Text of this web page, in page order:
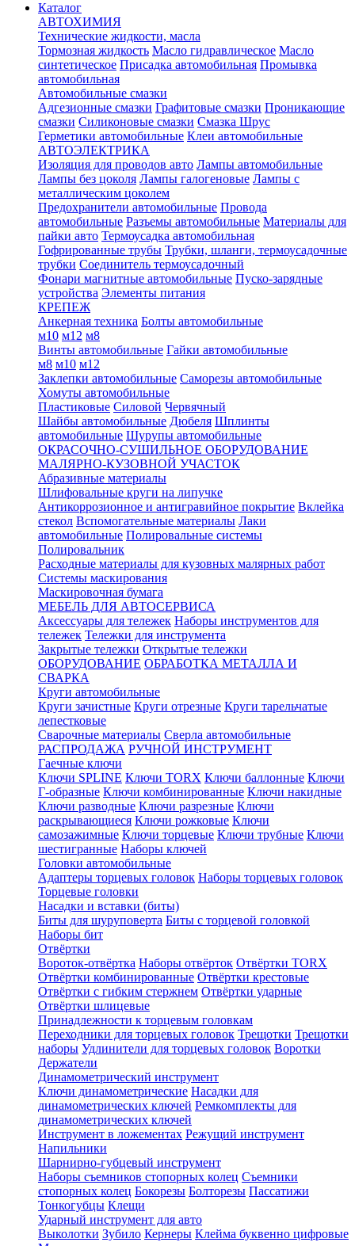
Каталог
АВТОХИМИЯ
Технические жидкости, масла
Тормозная жидкость Масло гидравлическое Масло
синтетическое Присадка автомобильная Промывка
автомобильная
Автомобильные смазки
Адгезионные смазки Графитовые смазки Проникающие
смазки Силиконовые смазки Смазка Шрус
Герметики автомобильные Клеи автомобильные
АВТОЭЛЕКТРИКА
Изоляция для проводов авто Лампы автомобильные
Лампы без цоколя Лампы галогеновые Лампы с
металлическим цоколем
Предохранители автомобильные Провода
автомобильные Разъемы автомобильные Материалы для
пайки авто Термоусадка автомобильная
Гофрированные трубы Трубки, шланги, термоусадочные
трубки Соединитель термоусадочный
Фонари магнитные автомобильные Пуско-зарядные
устройства Элементы питания
КРЕПЕЖ
Анкерная техника Болты автомобильные
м10 м12 м8
Винты автомобильные Гайки автомобильные
м8 м10 м12
Заклепки автомобильные Саморезы автомобильные
Хомуты автомобильные
Пластиковые Силовой Червячный
Шайбы автомобильные Дюбеля Шплинты
автомобильные Шурупы автомобильные
ОКРАСОЧНО-СУШИЛЬНОЕ ОБОРУДОВАНИЕ
МАЛЯРНО-КУЗОВНОЙ УЧАСТОК
Абразивные материалы
Шлифовальные круги на липучке
Антикоррозионное и антигравийное покрытие Вклейка
стекол Вспомогательные материалы Лаки
автомобильные Полировальные системы
Полировальник
Расходные материалы для кузовных малярных работ
Системы маскирования
Маскировочная бумага
МЕБЕЛЬ ДЛЯ АВТОСЕРВИСА
Аксессуары для тележек Наборы инструментов для
тележек Тележки для инструмента
Закрытые тележки Открытые тележки
ОБОРУДОВАНИЕ ОБРАБОТКА МЕТАЛЛА И
СВАРКА
Круги автомобильные
Круги зачистные Круги отрезные Круги тарельчатые
лепестковые
Сварочные материалы Сверла автомобильные
РАСПРОДАЖА РУЧНОЙ ИНСТРУМЕНТ
Гаечные ключи
Ключи SPLINE Ключи TORX Ключи баллонные Ключи
Г-образные Ключи комбинированные Ключи накидные
Ключи разводные Ключи разрезные Ключи
раскрывающиеся Ключи рожковые Ключи
самозажимные Ключи торцевые Ключи трубные Ключи
шестигранные Наборы ключей
Головки автомобильные
Адаптеры торцевых головок Наборы торцевых головок
Торцевые головки
Насадки и вставки (биты)
Биты для шуруповерта Биты с торцевой головкой
Наборы бит
Отвёртки
Вороток-отвёртка Наборы отвёрток Отвёртки TORX
Отвёртки комбинированные Отвёртки крестовые
Отвёртки с гибким стержнем Отвёртки ударные
Отвёртки шлицевые
Принадлежности к торцевым головкам
Переходники для торцевых головок Трещотки Трещотки
наборы Удлинители для торцевых головок Воротки
Держатели
Динамометрический инструмент
Ключи динамометрические Насадки для
динамометрических ключей Ремкомплекты для
динамометрических ключей
Инструмент в ложементах Режущий инструмент
Напильники
Шарнирно-губцевый инструмент
Наборы съемников стопорных колец Съемники
стопорных колец Бокорезы Болторезы Пассатижи
Тонкогубцы Клещи
Ударный инструмент для авто
Выколотки Зубило Кернеры Клейма буквенно цифровые